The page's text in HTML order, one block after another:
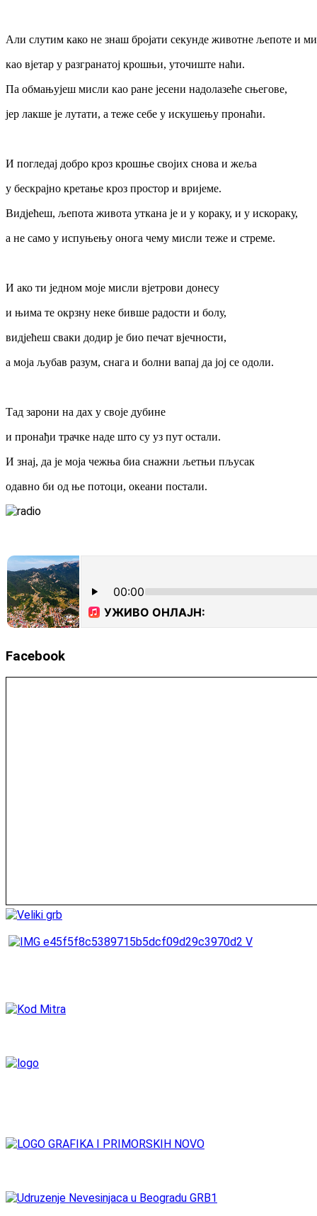
Али слутим како не знаш бројати секунде животне љепоте и
као вјетар у разгранатој крошњи, уточиште наћи.
Па обмањујеш мисли као ране јесени надолазеће сњегове,
јер лакше је лутати, а теже себе у искушењу пронаћи.
И погледај добро кроз крошње својих снова и жеља
у бескрајно кретање кроз простор и вријеме.
Видјећеш, љепота живота уткана је и у кораку, и у искораку,
а не само у испуњењу онога чему мисли теже и стреме.
И ако ти једном моје мисли вјетрови донесу
и њима те окрзну неке бивше радости и болу,
видјећеш сваки додир је био печат вјечности,
а моја љубав разум, снага и болни вапај да јој се одоли.
Тад зарони на дах у своје дубине
и пронађи трачке наде што су уз пут остали.
И знај, да је моја чежња биа снажни љетњи пљусак
одавно би од ње потоци, океани постали.
Facebook